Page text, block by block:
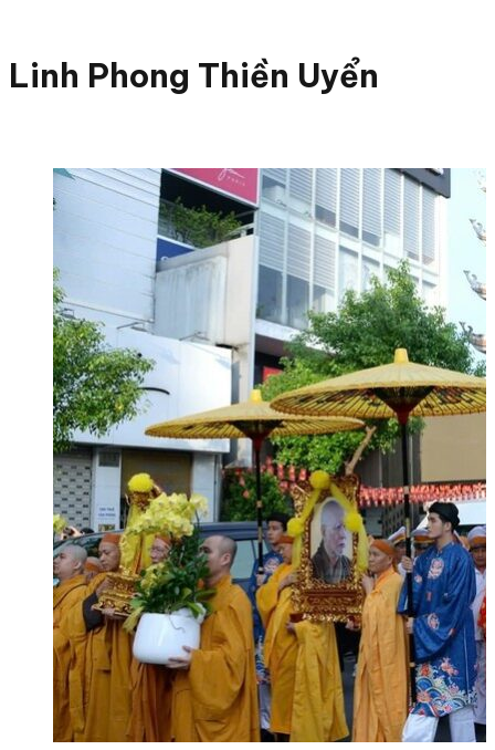
Linh Phong Thiền Uyển